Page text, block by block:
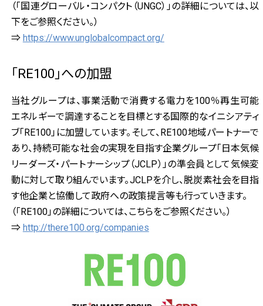
（「国連グローバル・コンパクト（UNGC）」の詳細については、以
下をご参照ください。）
⇒ https://www.unglobalcompact.org/
「RE100」への加盟
当社グループは、事業活動で消費する電力を100％再生可能
エネルギーで調達することを目標とする国際的なイニシアティ
ブ「RE100」に加盟しています。そして、RE100地域パートナーで
あり、持続可能な社会の実現を目指す企業グループ「日本気候
リーダーズ・パートナーシップ（JCLP）」の準会員として気候変
動に対して取り組んでいます。JCLPを介し、脱炭素社会を目指
す他企業と協働して政府への政策提言等も行っていきます。
（「RE100」の詳細については、こちらをご参照ください。）
⇒ http://there100.org/companies